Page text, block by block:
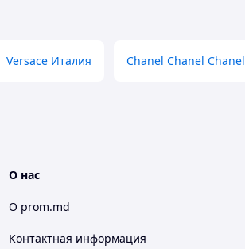
Versace Италия Chanel Chanel Chanel
О нас
О prom.md
Контактная информация